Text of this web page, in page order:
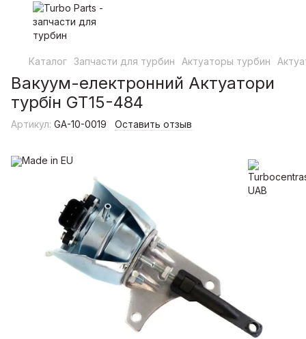
Каталог Запчасти для турбин Актуаторы турбин
Вакуум-електронний Актуатори
турбін GT15-484
Артикул: GA-10-0019 Оставить отзыв